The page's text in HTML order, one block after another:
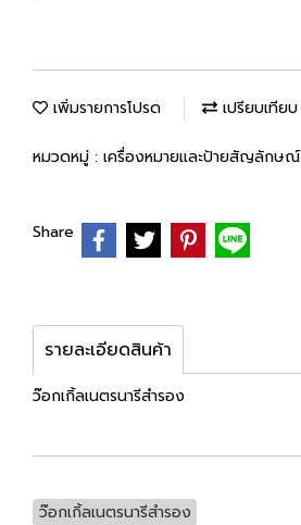
เพิ่มรายการโปรด เปรียบเทียบ
หมวดหมู่ : เครื่องหมายและป้ายสัญลักษณ์
Share
รายละเอียดสินค้า
ว๊อกเกิ้ลเนตรนารีสำรอง
ว๊อกเกิ้ลเนตรนารีสำรอง